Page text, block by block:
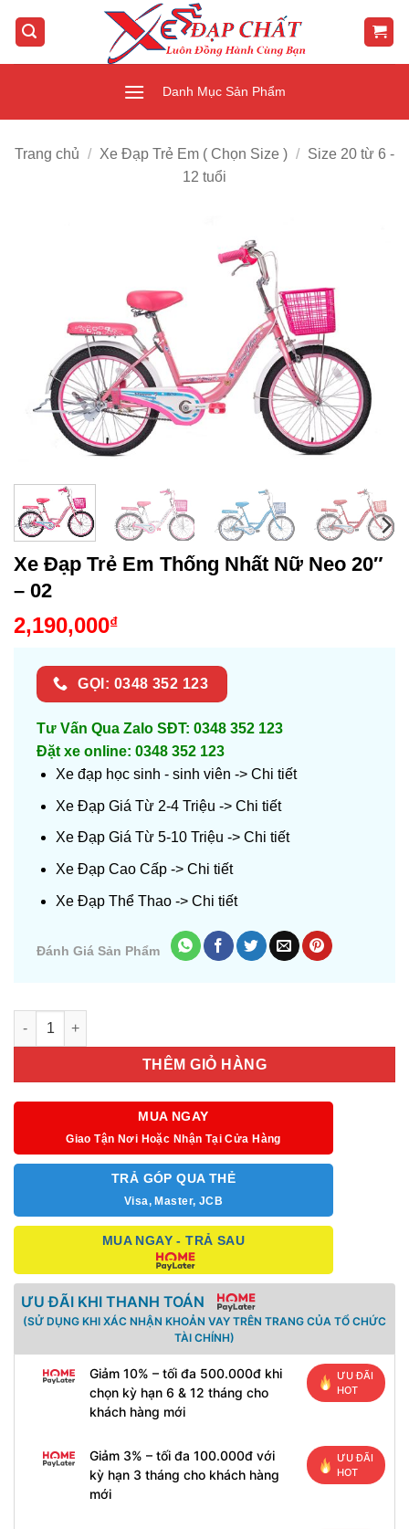
qua
Danh Mục Sản Phẩm
Trang chủ / Xe Đạp Trẻ Em ( Chọn Size ) /
Size 20 từ 6 -
12 tuổi
Xe Đạp Trẻ Em Thống Nhất Nữ Neo 20″
– 02
2,190,000₫
GỌI: 0348 352 123
Tư Vấn Qua Zalo SĐT: 0348 352 123
Đặt xe online: 0348 352 123
Xe đạp học sinh - sinh viên -> Chi tiết
Xe Đạp Giá Từ 2-4 Triệu -> Chi tiết
Xe Đạp Giá Từ 5-10 Triệu -> Chi tiết
Xe Đạp Cao Cấp -> Chi tiết
Xe Đạp Thể Thao -> Chi tiết
Đánh Giá Sản Phẩm
Số lượng
THÊM GIỎ HÀNG
MUA NGAY
Giao Tận Nơi Hoặc Nhận Tại Cửa Hàng
TRẢ GÓP QUA THẺ
Visa, Master, JCB
MUA NGAY - TRẢ SAU
ƯU ĐÃI KHI THANH TOÁN
(SỬ DỤNG KHI XÁC NHẬN KHOẢN VAY TRÊN TRANG CỦA TỔ CHỨC
TÀI CHÍNH)
Giảm 10% – tối đa 500.000đ khi
chọn kỳ hạn 6 & 12 tháng cho
khách hàng mới
ƯU ĐÃI
HOT
Giảm 3% – tối đa 100.000đ với
kỳ hạn 3 tháng cho khách hàng
mới
ƯU ĐÃI
HOT